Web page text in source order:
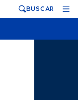
BUSCAR